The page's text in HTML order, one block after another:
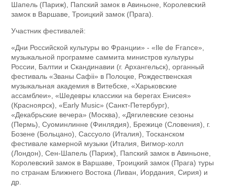
Шапель (Париж), Папский замок в Авиньоне, Королевский
замок в Варшаве, Троицкий замок (Прага).
Участник фестивалей:
«Дни Российской культуры во Франции» - «Ile de France»,
музыкальной программе саммита министров культуры
России, Балтии и Скандинавии (г. Архангельск), органный
фестиваль «Званы Сафii» в Полоцке, Рождественская
музыкальная академия в Витебске, «Харьковские
ассамблеи», «Шедевры классики на берегах Енисея»
(Красноярск), «Early Music» (Санкт-Петербург),
«Декабрьские вечера» (Москва), «Дягилевские сезоны
(Пермь), Суоминлинне (Финлядия), Брежице (Словения), г.
Бозене (Больцано), Сассуоло (Италия), Тосканском
фестивале камерной музыки (Италия, Вигмор-холл
(Лондон), Сен-Шапель (Париж), Папский замок в Авиньоне,
Королевский замок в Варшаве, Троицкий замок (Прага) туры
по странам Ближнего Востока (Ливан, Иордания, Сирия) и
др.